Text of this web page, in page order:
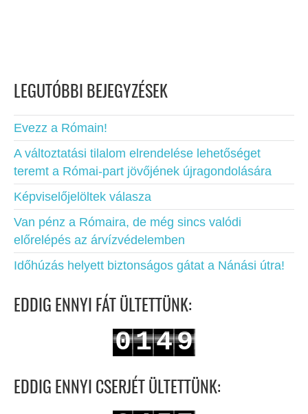
LEGUTÓBBI BEJEGYZÉSEK
Evezz a Rómain!
A változtatási tilalom elrendelése lehetőséget
teremt a Római-part jövőjének újragondolására
Képviselőjelöltek válasza
Van pénz a Rómaira, de még sincs valódi
előrelépés az árvízvédelemben
Időhúzás helyett biztonságos gátat a Nánási útra!
EDDIG ENNYI FÁT ÜLTETTÜNK:
01
2
49
EDDIG ENNYI CSERJÉT ÜLTETTÜNK: